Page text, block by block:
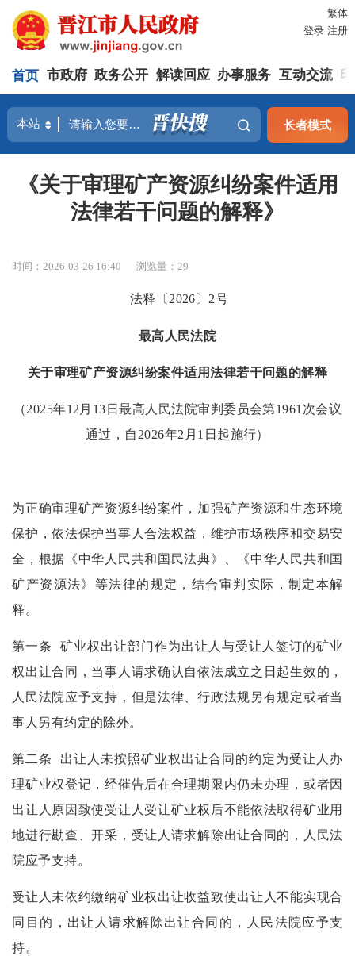
繁体
登录 注册
首页 市政府 政务公开 解读回应 办事服务 互动交流
长者模式
《关于审理矿产资源纠纷案件适用
法律若干问题的解释》
时间：2026-03-26 16:40 浏览量：29
法释〔2026〕2号
最高人民法院
关于审理矿产资源纠纷案件适用法律若干问题的解释
（2025年12月13日最高人民法院审判委员会第1961次会议
通过，自2026年2月1日起施行）
为正确审理矿产资源纠纷案件，加强矿产资源和生态环境
保护，依法保护当事人合法权益，维护市场秩序和交易安
全，根据《中华人民共和国民法典》、《中华人民共和国
矿产资源法》等法律的规定，结合审判实际，制定本解
释。
第一条
矿业权出让部门作为出让人与受让人签订的矿业
权出让合同，当事人请求确认自依法成立之日起生效的，
人民法院应予支持，但是法律、行政法规另有规定或者当
事人另有约定的除外。
第二条
出让人未按照矿业权出让合同的约定为受让人办
理矿业权登记，经催告后在合理期限内仍未办理，或者因
出让人原因致使受让人受让矿业权后不能依法取得矿业用
地进行勘查、开采，受让人请求解除出让合同的，人民法
院应予支持。
受让人未依约缴纳矿业权出让收益致使出让人不能实现合
同目的，出让人请求解除出让合同的，人民法院应予支
持。